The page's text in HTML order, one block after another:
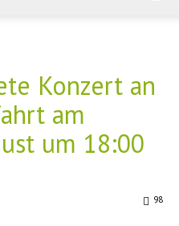
Konzert an
am
um 18:00
98